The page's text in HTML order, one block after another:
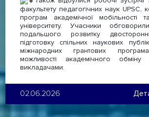
факультету педагогічних наук UPSC,
програм академічної мобільності
університету. Учасники
подальшого розвитку
підготовку спільних наукових
міжнародних грантових
можливості академічного обміну
викладачами.
02.06.2026